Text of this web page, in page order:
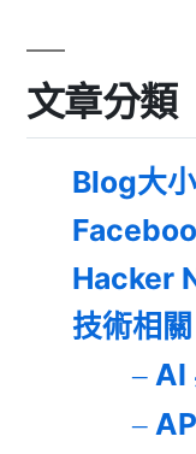
文章分類
Blog大
Hacker
技術相關
AI